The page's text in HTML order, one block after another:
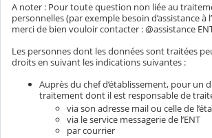
A noter : Pour toute question non liée au
personnelles (par exemple besoin d’assistance à
merci de bien vouloir contacter : @assistance
Les personnes dont les données sont traitées
droits en suivant les indications suivantes :
Auprès du chef d’établissement, pour un
traitement dont il est responsable de
via son adresse mail ou celle de
via le service messagerie de l’ENT
par courrier